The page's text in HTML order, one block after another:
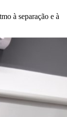
à separação e à